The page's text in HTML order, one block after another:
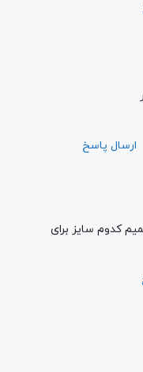
ارسال پاسخ
کدوم سایز برای